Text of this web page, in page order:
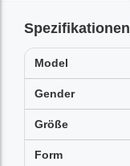
Spezifikationen
Model
Gender
Größe
Form